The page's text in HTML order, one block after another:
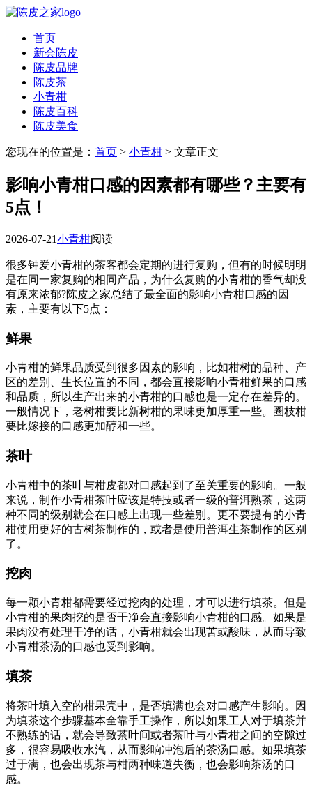
首页
新会陈皮
陈皮品牌
陈皮茶
小青柑
陈皮百科
陈皮美食
您现在的位置是： 首页 > 小青柑 > 文章正文
影响小青柑口感的因素都有哪些？主要有
5点！
2026-07-21小青柑阅读
很多钟爱小青柑的茶客都会定期的进行复购，但有的时候明明
是在同一家复购的相同产品，为什么复购的小青柑的香气却没
有原来浓郁?陈皮之家总结了最全面的影响小青柑口感的因
素，主要有以下5点：
鲜果
小青柑的鲜果品质受到很多因素的影响，比如柑树的品种、产
区的差别、生长位置的不同，都会直接影响小青柑鲜果的口感
和品质，所以生产出来的小青柑的口感也是一定存在差异的。
一般情况下，老树柑要比新树柑的果味更加厚重一些。圈枝柑
要比嫁接的口感更加醇和一些。
茶叶
小青柑中的茶叶与柑皮都对口感起到了至关重要的影响。一般
来说，制作小青柑茶叶应该是特技或者一级的普洱熟茶，这两
种不同的级别就会在口感上出现一些差别。更不要提有的小青
柑使用更好的古树茶制作的，或者是使用普洱生茶制作的区别
了。
挖肉
每一颗小青柑都需要经过挖肉的处理，才可以进行填茶。但是
小青柑的果肉挖的是否干净会直接影响小青柑的口感。如果是
果肉没有处理干净的话，小青柑就会出现苦或酸味，从而导致
小青柑茶汤的口感也受到影响。
填茶
将茶叶填入空的柑果壳中，是否填满也会对口感产生影响。因
为填茶这个步骤基本全靠手工操作，所以如果工人对于填茶并
不熟练的话，就会导致茶叶间或者茶叶与小青柑之间的空隙过
多，很容易吸收水汽，从而影响冲泡后的茶汤口感。如果填茶
过于满，也会出现茶与柑两种味道失衡，也会影响茶汤的口
感。